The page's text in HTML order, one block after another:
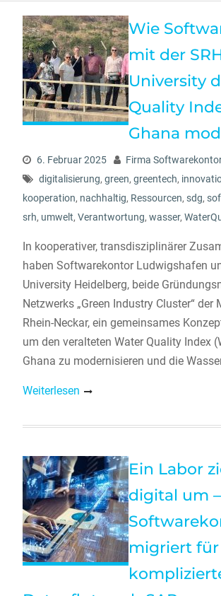
Wie
mit der
University
Quality
Ghana
6. Februar 2025 Firma
digitalisierung, green, greentech,
kooperation, nachhaltig, Ressourcen, sdg,
srh, umwelt, Verantwortung, wasser,
In kooperativer, transdisziplinärer
haben Softwarekontor Ludwigshafen
University Heidelberg, beide
Netzwerks „Green Industry Cluster“ der
Rhein-Neckar, ein gemeinsames
um den veralteten Water Quality Index
Ghana zu modernisieren und die
Weiterlesen
Ein Labor
digital um –
migriert für